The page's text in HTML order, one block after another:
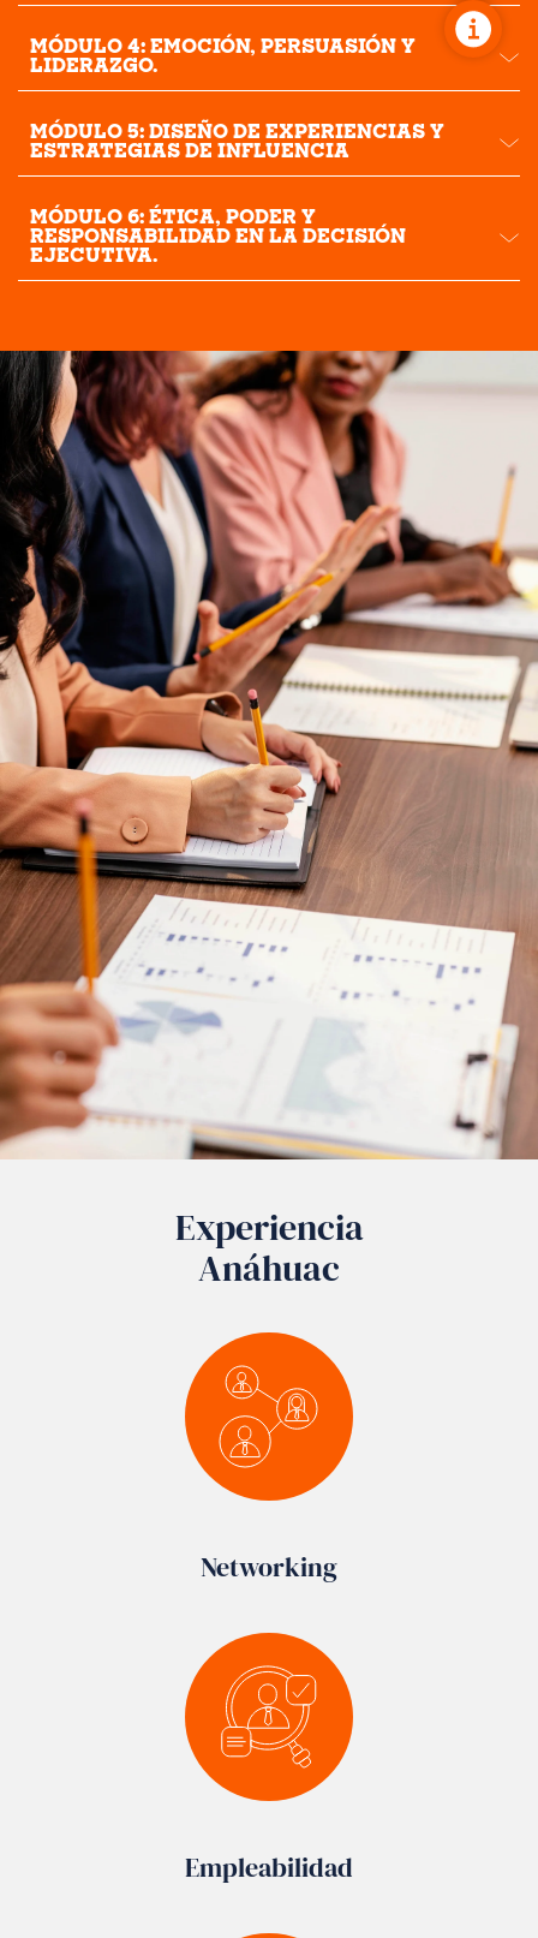
MÓDULO 4: EMOCIÓN, PERSUASIÓN Y
LIDERAZGO.
MÓDULO 5: DISEÑO DE EXPERIENCIAS Y
ESTRATEGIAS DE INFLUENCIA
MÓDULO 6: ÉTICA, PODER Y
RESPONSABILIDAD EN LA DECISIÓN
EJECUTIVA.
Experiencia
Anáhuac
Networking
Empleabilidad